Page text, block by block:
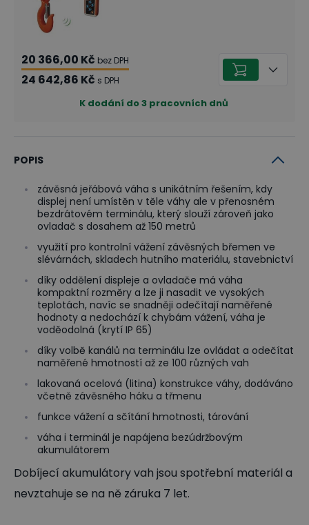
20 366,00 Kč bez DPH
24 642,86 Kč s DPH
K dodání do 3 pracovních dnů
POPIS
závěsná jeřábová váha s unikátním řešením, kdy
displej není umístěn v těle váhy ale v přenosném
bezdrátovém terminálu, který slouží zároveň jako
ovladač s dosahem až 150 metrů
využití pro kontrolní vážení závěsných břemen ve
slévárnách, skladech hutního materiálu, stavebnictví
díky oddělení displeje a ovladače má váha
kompaktní rozměry a lze ji nasadit ve vysokých
teplotách, navíc se snadněji odečítají naměřené
hodnoty a nedochází k chybám vážení, váha je
voděodolná (krytí IP 65)
díky volbě kanálů na terminálu lze ovládat a odečítat
naměřené hmotností až ze 100 různých vah
lakovaná ocelová (litina) konstrukce váhy, dodáváno
včetně závěsného háku a třmenu
funkce vážení a sčítání hmotnosti, tárování
váha i terminál je napájena bezúdržbovým
akumulátorem
Dobíjecí akumulátory vah jsou spotřební materiál a
nevztahuje se na ně záruka 7 let.